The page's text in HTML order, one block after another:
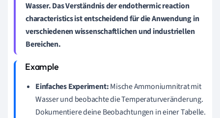
Wasser. Das Verständnis derendothermic reaction
characteristicsist entscheidend für die Anwendung in
verschiedenen wissenschaftlichen und industriellen
Bereichen.
Einfaches Experiment:Mische Ammoniumnitrat mit
Wasser und beobachte die Temperaturveränderung.
Dokumentiere deine Beobachtungen in einer Tabelle.